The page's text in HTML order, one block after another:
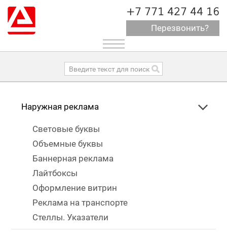
+7 771 427 44 16
Перезвонить?
Toggle
navigation
Наружная реклама
Световые буквы
Объемные буквы
Баннерная реклама
Лайтбоксы
Оформление витрин
Реклама на транспорте
Стеллы. Указатели